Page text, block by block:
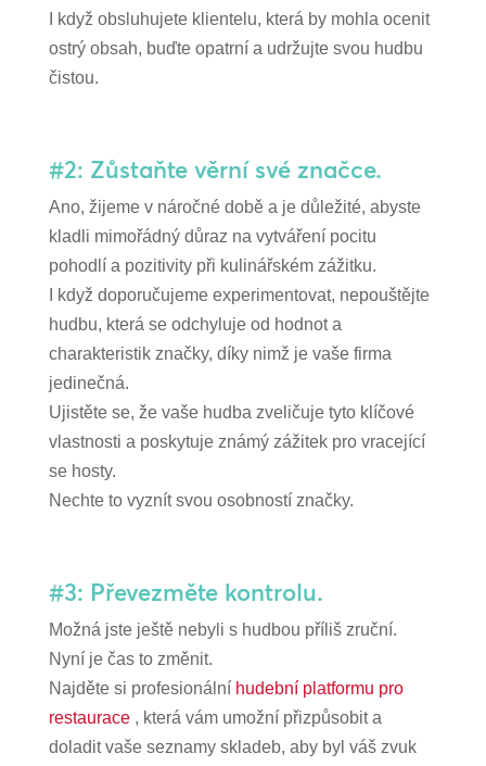
I když obsluhujete klientelu, která by mohla ocenit
ostrý obsah, buďte opatrní a udržujte svou hudbu
čistou.
#2: Zůstaňte věrní své značce.
Ano, žijeme v náročné době a je důležité, abyste
kladli mimořádný důraz na vytváření pocitu
pohodlí a pozitivity při kulinářském zážitku.
I když doporučujeme experimentovat, nepouštějte
hudbu, která se odchyluje od hodnot a
charakteristik značky, díky nimž je vaše firma
jedinečná.
Ujistěte se, že vaše hudba zveličuje tyto klíčové
vlastnosti a poskytuje známý zážitek pro vracející
se hosty.
Nechte to vyznít svou osobností značky.
#3: Převezměte kontrolu.
Možná jste ještě nebyli s hudbou příliš zruční.
Nyní je čas to změnit.
Najděte si profesionální hudební platformu pro
restaurace, která vám umožní přizpůsobit a
doladit vaše seznamy skladeb, aby byl váš zvuk